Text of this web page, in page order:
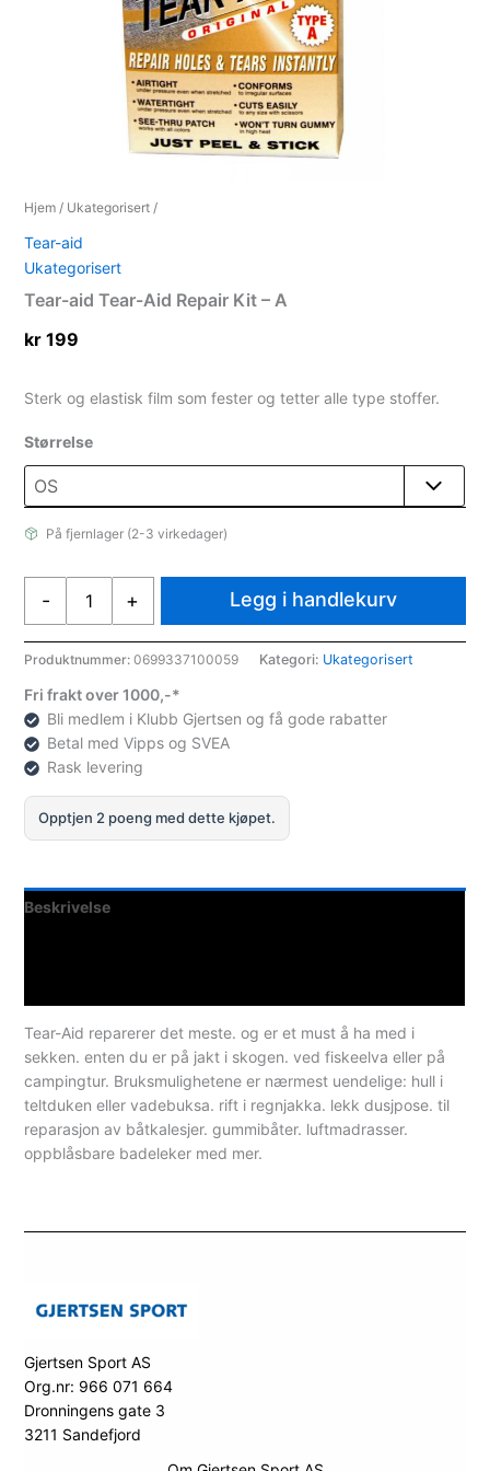
Hjem / Ukategorisert /
Tear-aid
Ukategorisert
Tear-aid Tear-Aid Repair Kit – A
kr 199
Sterk og elastisk film som fester og tetter alle type stoffer.
Størrelse
På fjernlager (2-3 virkedager)
-
Aid
-
A
antall
+ Legg i handlekurv
Produktnummer:0699337100059 Kategori: Ukategorisert
Fri frakt over 1000,-*
Bli medlem i Klubb Gjertsen og få gode rabatter
Betal med Vipps og SVEA
Rask levering
Opptjen 2 poeng med dette kjøpet.
Beskrivelse
Tear-Aid reparerer det meste. og er et must å ha med i
sekken. enten du er på jakt i skogen. ved fiskeelva eller på
campingtur. Bruksmulighetene er nærmest uendelige: hull i
teltduken eller vadebuksa. rift i regnjakka. lekk dusjpose. til
reparasjon av båtkalesjer. gummibåter. luftmadrasser.
oppblåsbare badeleker med mer.
Gjertsen Sport AS
Org.nr: 966 071 664
Dronningens gate 3
3211 Sandefjord